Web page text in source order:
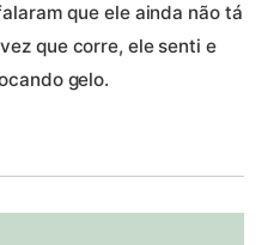
que ele ainda não tá
que corre, ele senti e
gelo.